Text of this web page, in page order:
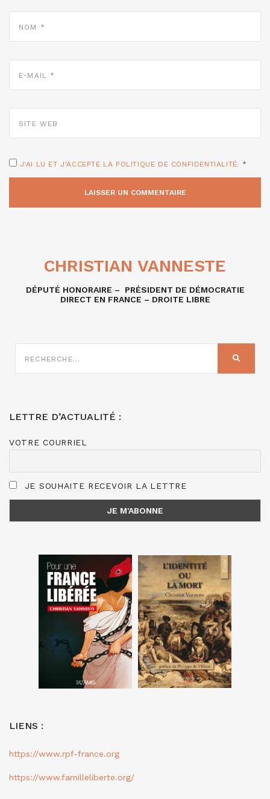
MAIL
WEB
J'AI LU ET J'ACCEPTE LA POLITIQUE DE CONFIDENTIALITÉ. *
CHRISTIAN VANNESTE
DÉPUTÉ HONORAIRE – PRÉSIDENT DE DÉMOCRATIE
DIRECT EN FRANCE – DROITE LIBRE
SUR
LETTRE D’ACTUALITÉ :
VOTRE COURRIEL
JE SOUHAITE RECEVOIR LA LETTRE
LIENS :
https://www.rpf-france.org
https://www.familleliberte.org/